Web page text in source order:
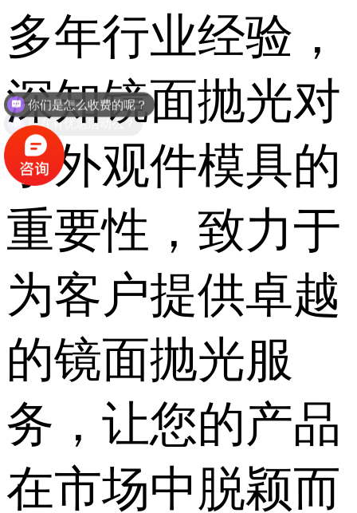
多年行业经验，
深知镜面抛光对
于外观件模具的
重要性，致力于
为客户提供卓越
的镜面抛光服
务，让您的产品
在市场中脱颖而
现在有优惠活动么？